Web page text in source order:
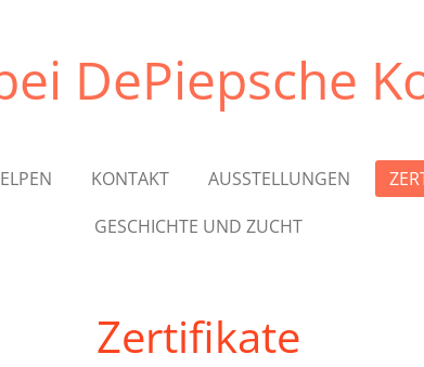
DePiepsche
KONTAKT AUSSTELLUNGEN
GESCHICHTE UND ZUCHT
Zertifikate